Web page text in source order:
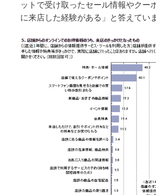
ットで受け取ったセール情報やクー
に来店した経験がある」と答えてい